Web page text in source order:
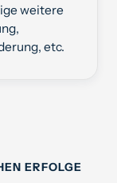
weitere
etc.
ERFOLGE